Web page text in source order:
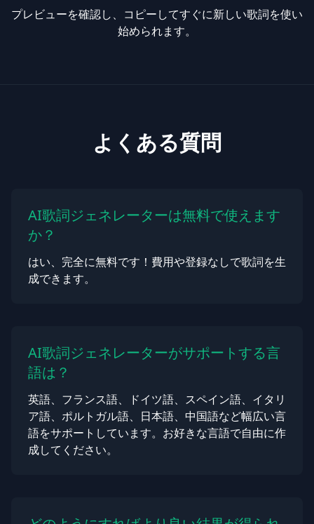
プレビューを確認し、コピーしてすぐに新しい歌詞を使い
始められます。
よくある質問
AI歌詞ジェネレーターは無料で使えます
か？
はい、完全に無料です！費用や登録なしで歌詞を生
成できます。
AI歌詞ジェネレーターがサポートする言
語は？
英語、フランス語、ドイツ語、スペイン語、イタリ
ア語、ポルトガル語、日本語、中国語など幅広い言
語をサポートしています。お好きな言語で自由に作
成してください。